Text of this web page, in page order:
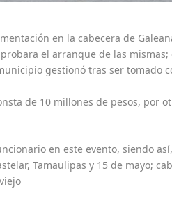
en la cabecera de
el arranque de las
gestionó tras ser tomado
de 10 millones de pesos, por
en este evento, siendo
Tamaulipas y 15 de mayo;